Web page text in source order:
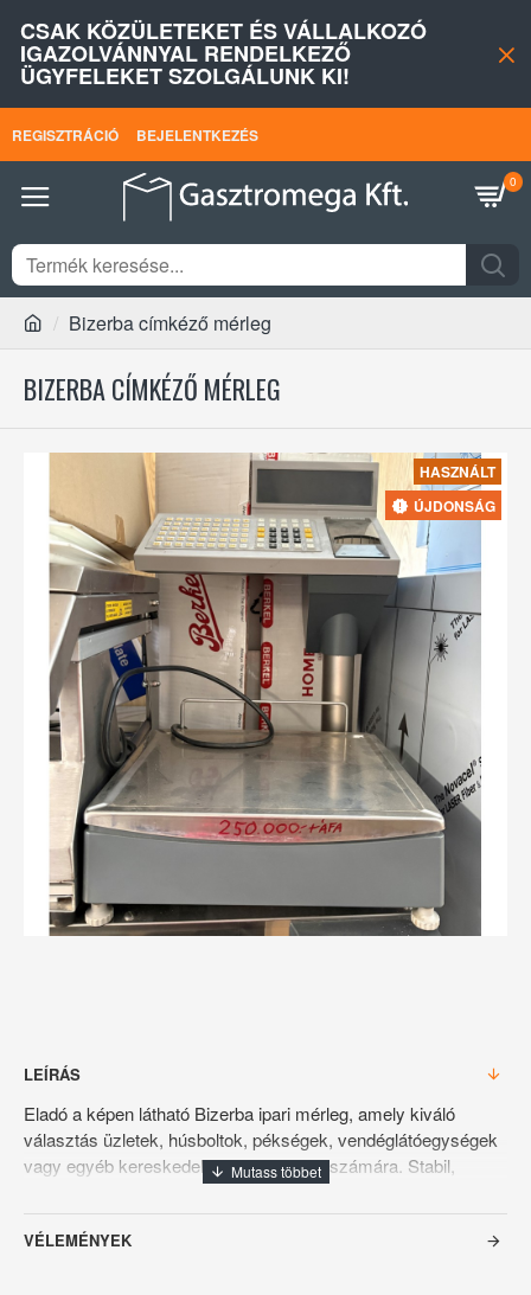
CSAK KÖZÜLETEKET ÉS VÁLLALKOZÓ
IGAZOLVÁNNYAL RENDELKEZŐ
ÜGYFELEKET SZOLGÁLUNK KI!
REGISZTRÁCIÓ BEJELENTKEZÉS
0
Bizerba címkéző mérleg
BIZERBA CÍMKÉZŐ MÉRLEG
HASZNÁLT
ÚJDONSÁG
LEÍRÁS
Eladó a képen látható Bizerba ipari mérleg, amely kiváló
választás üzletek, húsboltok, pékségek, vendéglátóegységek
vagy egyéb kereskedelmi felhasználás számára. Stabil,
masszív kialakításának köszönhetően hosszú távon is
megbízható működést biztosít.
VÉLEMÉNYEK